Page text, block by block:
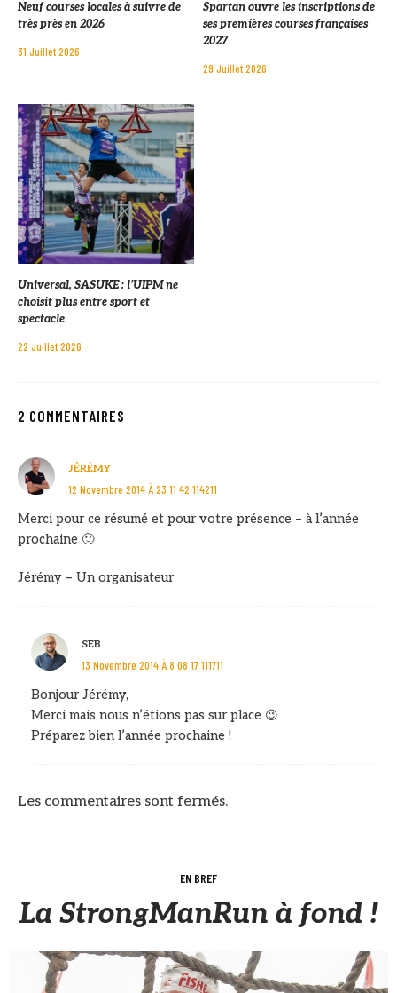
Neuf courses locales à suivre de
très près en 2026
31 Juillet 2026
Spartan ouvre les inscriptions de
ses premières courses françaises
2027
29 Juillet 2026
Universal, SASUKE : l’UIPM ne
choisit plus entre sport et
spectacle
22 Juillet 2026
2 COMMENTAIRES
JÉRÉMY
12 Novembre 2014 À 23 11 42 114211
Merci pour ce résumé et pour votre présence – à l’année
prochaine 🙂
Jérémy – Un organisateur
SEB
13 Novembre 2014 À 8 08 17 111711
Bonjour Jérémy,
Merci mais nous n’étions pas sur place 😉
Préparez bien l’année prochaine !
Les commentaires sont fermés.
EN BREF
La StrongManRun à fond !